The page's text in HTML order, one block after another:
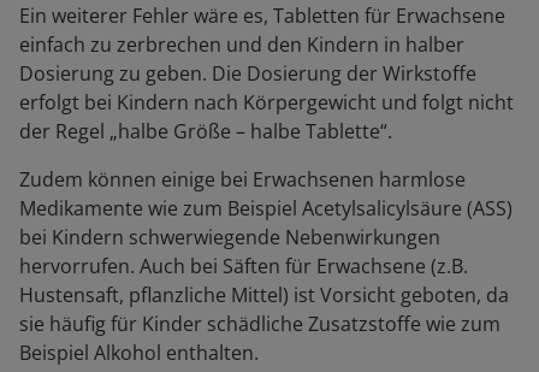
Ein weiterer Fehler wäre es, Tabletten für Erwachsene
einfach zu zerbrechen und den Kindern in halber
Dosierung zu geben. Die Dosierung der Wirkstoffe
erfolgt bei Kindern nach Körpergewicht und folgt nicht
der Regel „halbe Größe – halbe Tablette“.
Zudem können einige bei Erwachsenen harmlose
Medikamente wie zum Beispiel Acetylsalicylsäure (ASS)
bei Kindern schwerwiegende Nebenwirkungen
hervorrufen. Auch bei Säften für Erwachsene (z.B.
Hustensaft, pflanzliche Mittel) ist Vorsicht geboten, da
sie häufig für Kinder schädliche Zusatzstoffe wie zum
Beispiel Alkohol enthalten.